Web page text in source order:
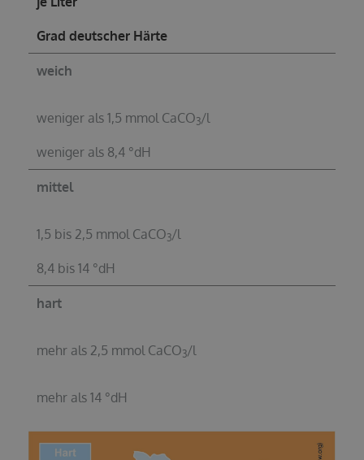
Grad deutscher Härte
weich
weniger als 1,5 mmol CaCO3/l
weniger als 8,4 °dH
mittel
1,5 bis 2,5 mmol CaCO3/l
8,4 bis 14 °dH
hart
mehr als 2,5 mmol CaCO3/l
mehr als 14 °dH